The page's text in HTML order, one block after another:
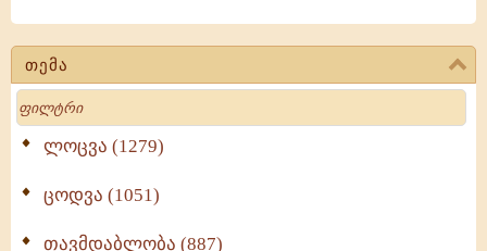
თემა
Search
ლოცვა (1279)
ცოდვა (1051)
თავმდაბლობა (887)